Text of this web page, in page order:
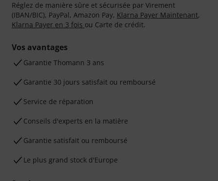
Réglez de manière sûre et sécurisée par Virement
(IBAN/BIC), PayPal, Amazon Pay, Klarna Payer Maintenant,
Klarna Payer en 3 fois ou Carte de crédit.
Vos avantages
Ga­ran­tie Thomann 3 ans
Garantie 30 jours satisfait ou remboursé
Service de réparation
Conseils d'experts en la matière
Garantie satisfait ou remboursé
Le plus grand stock d'Europe